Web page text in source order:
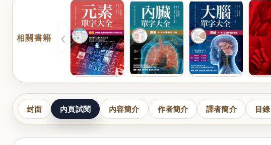
相關書籍 ‹
封面 內頁試閱 內容簡介 作者簡介 譯者簡介 目錄